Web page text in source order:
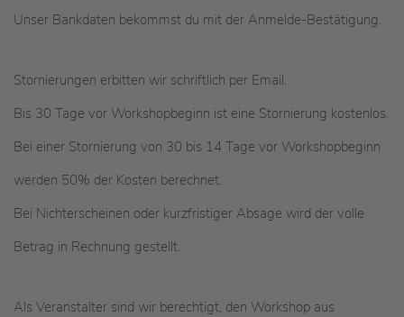
Unser Bankdaten bekommst du mit der Anmelde-Bestätigung.
Stornierungen erbitten wir schriftlich per Email.
Bis 30 Tage vor Workshopbeginn ist eine Stornierung kostenlos.
Bei einer Stornierung von 30 bis 14 Tage vor Workshopbeginn
werden 50% der Kosten berechnet.
Bei Nichterscheinen oder kurzfristiger Absage wird der volle
Betrag in Rechnung gestellt.
Als Veranstalter sind wir berechtigt, den Workshop aus